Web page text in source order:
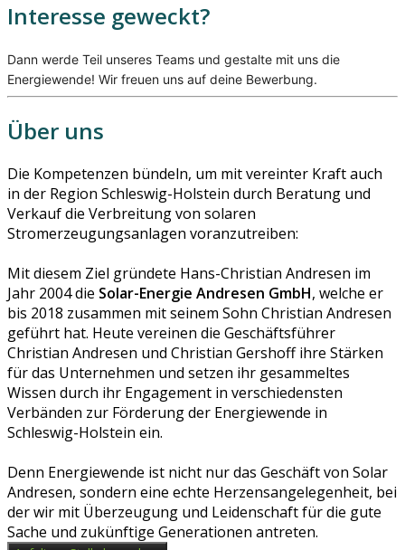
Interesse geweckt?
Dann werde Teil unseres Teams und gestalte mit uns die
Energiewende! Wir freuen uns auf deine Bewerbung.
Über uns
Die Kompetenzen bündeln, um mit vereinter Kraft auch
in der Region Schleswig-Holstein durch Beratung und
Verkauf die Verbreitung von solaren
Stromerzeugungsanlagen voranzutreiben:
Mit diesem Ziel gründete Hans-Christian Andresen im
Jahr 2004 die Solar-Energie Andresen GmbH, welche er
bis 2018 zusammen mit seinem Sohn Christian Andresen
geführt hat. Heute vereinen die Geschäftsführer
Christian Andresen und Christian Gershoff ihre Stärken
für das Unternehmen und setzen ihr gesammeltes
Wissen durch ihr Engagement in verschiedensten
Verbänden zur Förderung der Energiewende in
Schleswig-Holstein ein.
Denn Energiewende ist nicht nur das Geschäft von Solar
Andresen, sondern eine echte Herzensangelegenheit, bei
der wir mit Überzeugung und Leidenschaft für die gute
Sache und zukünftige Generationen antreten.